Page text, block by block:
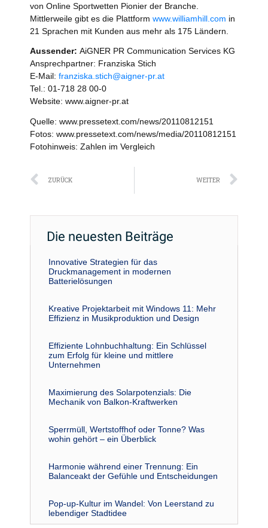
von Online Sportwetten Pionier der Branche.
Mittlerweile gibt es die Plattform www.williamhill.com in
21 Sprachen mit Kunden aus mehr als 175 Ländern.
Aussender: AiGNER PR Communication Services KG
Ansprechpartner: Franziska Stich
E-Mail: franziska.stich@aigner-pr.at
Tel.: 01-718 28 00-0
Website: www.aigner-pr.at
Quelle: www.pressetext.com/news/20110812151
Fotos: www.pressetext.com/news/media/20110812151
Fotohinweis: Zahlen im Vergleich
Zurück
ZURÜCK WEITER
Die neuesten Beiträge
Innovative Strategien für das
Druckmanagement in modernen
Batterielösungen
Kreative Projektarbeit mit Windows 11: Mehr
Effizienz in Musikproduktion und Design
Effiziente Lohnbuchhaltung: Ein Schlüssel
zum Erfolg für kleine und mittlere
Unternehmen
Maximierung des Solarpotenzials: Die
Mechanik von Balkon-Kraftwerken
Sperrmüll, Wertstoffhof oder Tonne? Was
wohin gehört – ein Überblick
Harmonie während einer Trennung: Ein
Balanceakt der Gefühle und Entscheidungen
Pop-up-Kultur im Wandel: Von Leerstand zu
lebendiger Stadtidee